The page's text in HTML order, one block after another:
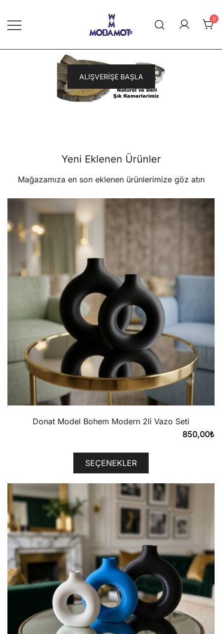
content
Modamot E-Ticaret
0
ALIŞVERİŞE BAŞLA
Yeni Eklenen Ürünler
Mağazamıza en son eklenen ürünlerimize göz atın
Donat Model Bohem Modern 2li Vazo Seti
850,00₺
SEÇENEKLER